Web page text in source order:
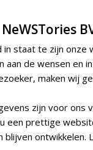
zijn. 'Kwaliteit komt
rol is om dat
e-mailadres om te
NeWSTories
in staat te zijn onze
aan de wensen en
maken wij
zijn voor ons
een prettige
blijven ontwikkelen.